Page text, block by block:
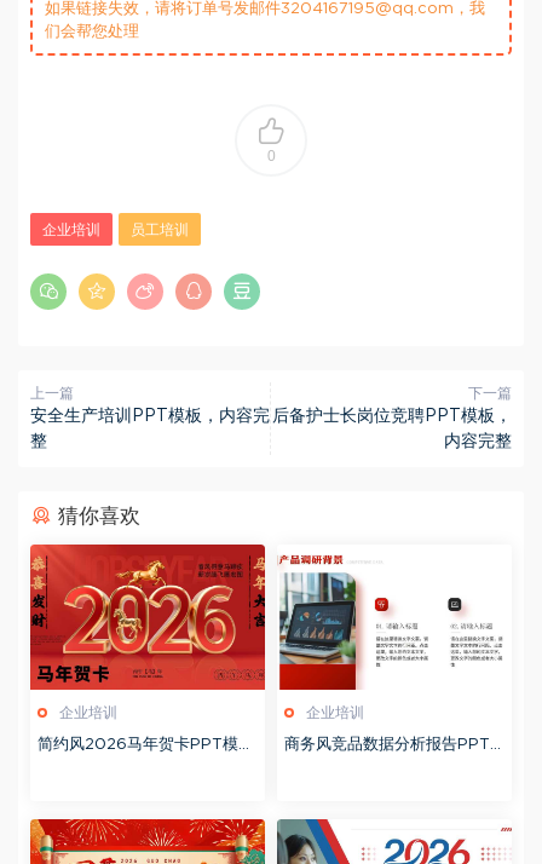
如果链接失效，请将订单号发邮件3204167195@qq.com，我
们会帮您处理
0
企业培训 员工培训
上一篇
安全生产培训PPT模板，内容完
整
下一篇
后备护士长岗位竞聘PPT模板，
内容完整
猜你喜欢
企业培训
简约风2026马年贺卡PPT模板
企业培训
商务风竞品数据分析报告PPT